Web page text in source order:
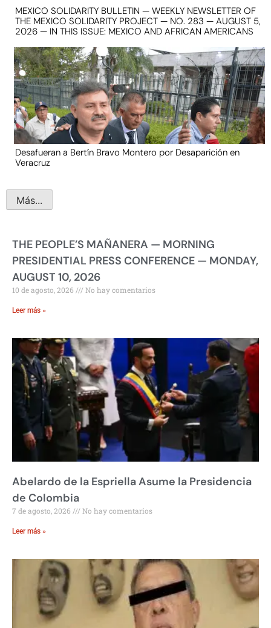
MEXICO SOLIDARITY BULLETIN — WEEKLY NEWSLETTER OF
THE MEXICO SOLIDARITY PROJECT — NO. 283 — AUGUST 5,
2026 — IN THIS ISSUE: MEXICO AND AFRICAN AMERICANS
Desafueran a Bertín Bravo Montero por Desaparición en
Veracruz
Más...
THE PEOPLE’S MAÑANERA — MORNING
PRESIDENTIAL PRESS CONFERENCE — MONDAY,
AUGUST 10, 2026
10 de agosto, 2026 No hay comentarios
Leer más »
Abelardo de la Espriella Asume la Presidencia
de Colombia
7 de agosto, 2026 No hay comentarios
Leer más »